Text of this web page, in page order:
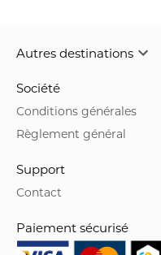
Autres destinations
Société
Conditions générales
Règlement général
Support
Contact
Paiement sécurisé